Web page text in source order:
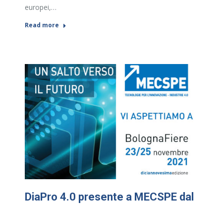
europei,…
Read more
DiaPro 4.0 presente a MECSPE dal